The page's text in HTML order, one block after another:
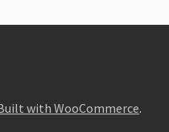
with WooCommerce.